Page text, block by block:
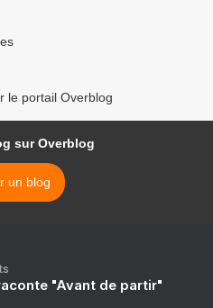
le portail Overblog
sur Overblog
un blog
"Avant de partir"